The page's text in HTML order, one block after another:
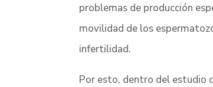
problemas de producción
movilidad de los
infertilidad.
Por esto, dentro del estudio